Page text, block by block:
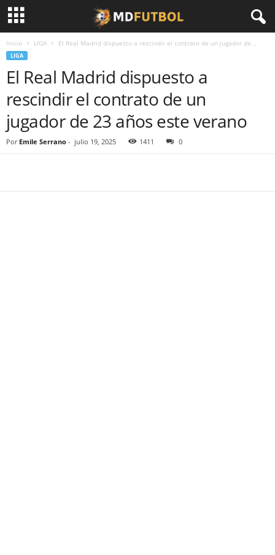
Inicio LIGA El Real Madrid dispuesto a rescindir el contrato de un jugador de...
LIGA
El Real Madrid dispuesto a
rescindir el contrato de un
jugador de 23 años este verano
Por Emile Serrano - julio 19, 2025 1411 0